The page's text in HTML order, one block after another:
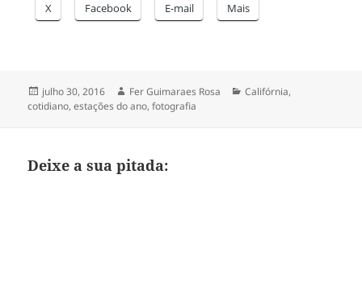
X Facebook E-mail Mais
Publicado
em
julho 30, 2016 Autor
Fer Guimaraes Rosa Categorias
Califórnia,
cotidiano,estações do ano,fotografia
Deixe a sua pitada: